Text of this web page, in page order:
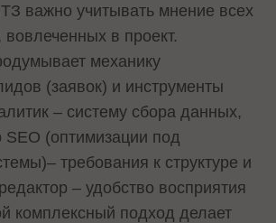
важно учитывать мнение всех
вовлеченных в проект.
механику
(заявок) и инструменты
– систему сбора данных,
SEO (оптимизации под
требования к структуре и
– удобство восприятия
комплексный подход делает